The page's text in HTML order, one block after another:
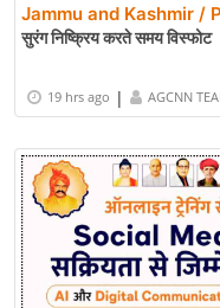
Jammu and Kashmir /
सुरंग निष्क्रिय करते समय विस्फोट
19 hrs ago | AGCNN